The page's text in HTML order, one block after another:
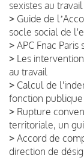
sexistes au travail
> Guide de
socle social de
> APC Fnac
> Les
au travail
> Calcul de
fonction publique
> Rupture
territoriale, un
> Accord de
direction de